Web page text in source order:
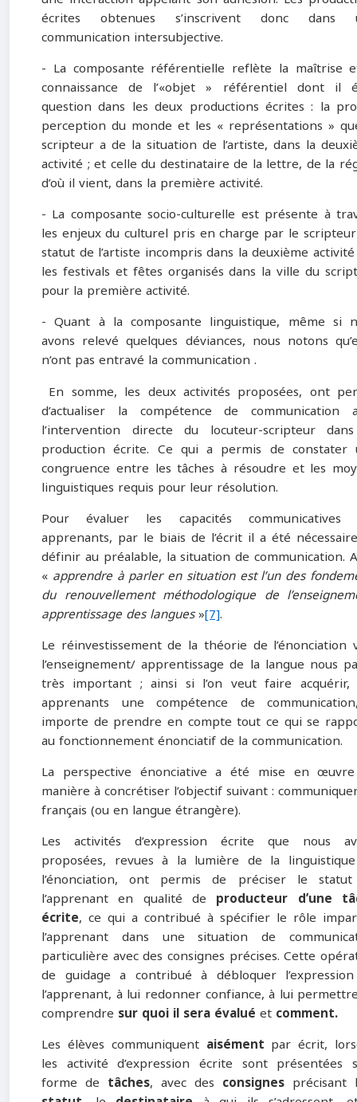
écrites obtenues s’inscrivent donc dans
communication intersubjective.
- La composante référentielle reflète la maîtrise
connaissance de l’«objet » référentiel dont il
question dans les deux productions écrites : la
perception du monde et les « représentations »
scripteur a de la situation de l’artiste, dans la
activité ; et celle du destinataire de la lettre, de la
d’où il vient, dans la première activité.
- La composante socio-culturelle est présente à
les enjeux du culturel pris en charge par le
statut de l’artiste incompris dans la deuxième
les festivals et fêtes organisés dans la ville du
pour la première activité.
- Quant à la composante linguistique, même si
avons relevé quelques déviances, nous notons
n’ont pas entravé la communication .
En somme, les deux activités proposées, ont
d’actualiser la compétence de communication
l’intervention directe du locuteur-scripteur
production écrite. Ce qui a permis de constater
congruence entre les tâches à résoudre et les
linguistiques requis pour leur résolution.
Pour évaluer les capacités communicatives
apprenants, par le biais de l’écrit il a été
définir au préalable, la situation de communication.
« apprendre à parler en situation est l’un des
du renouvellement méthodologique de
apprentissage des langues»[7].
Le réinvestissement de la théorie de l’énonciation
l’enseignement/ apprentissage de la langue nous
très important ; ainsi si l’on veut faire acquérir,
apprenants une compétence de
importe de prendre en compte tout ce qui se
au fonctionnement énonciatif de la communication.
La perspective énonciative a été mise en
manière à concrétiser l’objectif suivant :
français (ou en langue étrangère).
Les activités d’expression écrite que nous
proposées, revues à la lumière de la
l’énonciation, ont permis de préciser le
l’apprenant en qualité de producteur d’une
écrite, ce qui a contribué à spécifier le rôle
l’apprenant dans une situation de
particulière avec des consignes précises. Cette
de guidage a contribué à débloquer
l’apprenant, à lui redonner confiance, à lui
comprendre sur quoi il sera évalué et comment.
Les élèves communiquent aisément par écrit,
les activité d’expression écrite sont présentées
forme de tâches, avec des consignes précisant